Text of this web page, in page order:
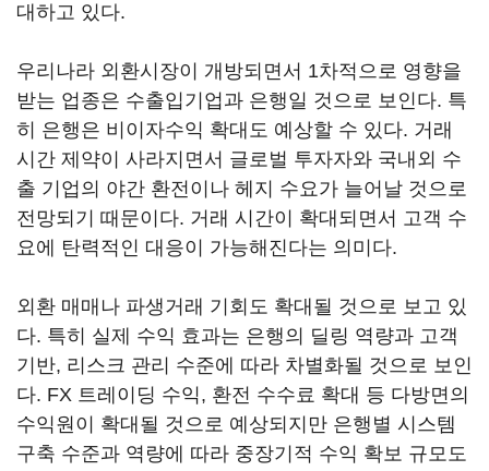
대하고 있다.
우리나라 외환시장이 개방되면서 1차적으로 영향을
받는 업종은 수출입기업과 은행일 것으로 보인다. 특
히 은행은 비이자수익 확대도 예상할 수 있다. 거래
시간 제약이 사라지면서 글로벌 투자자와 국내외 수
출 기업의 야간 환전이나 헤지 수요가 늘어날 것으로
전망되기 때문이다. 거래 시간이 확대되면서 고객 수
요에 탄력적인 대응이 가능해진다는 의미다.
외환 매매나 파생거래 기회도 확대될 것으로 보고 있
다. 특히 실제 수익 효과는 은행의 딜링 역량과 고객
기반, 리스크 관리 수준에 따라 차별화될 것으로 보인
다. FX 트레이딩 수익, 환전 수수료 확대 등 다방면의
수익원이 확대될 것으로 예상되지만 은행별 시스템
구축 수준과 역량에 따라 중장기적 수익 확보 규모도